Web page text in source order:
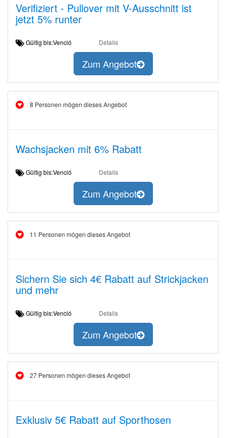
Verifiziert - Pullover mit V-Ausschnitt ist
jetzt 5% runter
Gültig bis:Venció Details
Zum Angebot
8 Personen mögen dieses Angebot
Wachsjacken mit 6% Rabatt
Gültig bis:Venció Details
Zum Angebot
11 Personen mögen dieses Angebot
Sichern Sie sich 4€ Rabatt auf Strickjacken
und mehr
Gültig bis:Venció Details
Zum Angebot
27 Personen mögen dieses Angebot
Exklusiv 5€ Rabatt auf Sporthosen